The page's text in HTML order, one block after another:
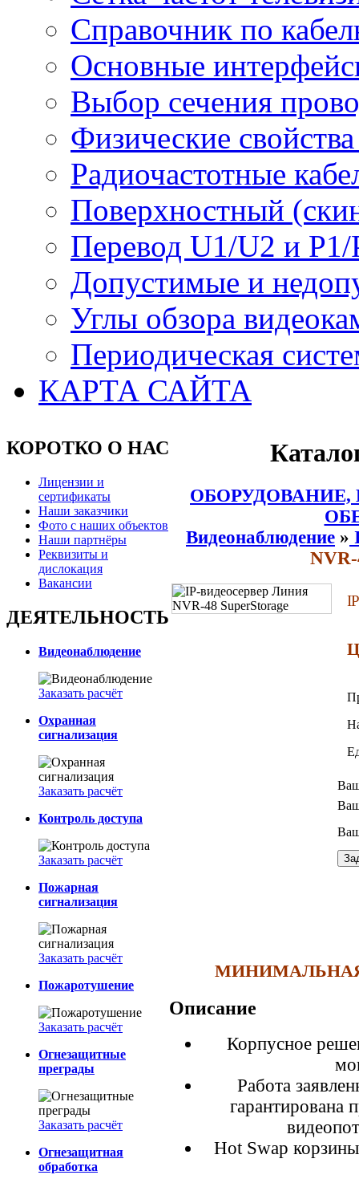
Справочник по
Основные
Выбор сечения
Физические
Радиочастотные
Поверхностный
Перевод U1/U2 и
Допустимые и
Углы обзора
Периодическая
КАРТА САЙТА
КОРОТКО О НАС
Лицензии и
сертификаты
Наши заказчики
Фото с наших объектов
Наши партнёры
Реквизиты и
дислокация
Вакансии
ДЕЯТЕЛЬНОСТЬ
Видеонаблюдение
Заказать расчёт
Охранная
сигнализация
Заказать расчёт
Контроль доступа
Заказать расчёт
Пожарная
сигнализация
Заказать расчёт
Пожаротушение
Заказать расчёт
Огнезащитные
преграды
Заказать расчёт
Огнезащитная
обработка
Видеонаблюдение »
NVR-
Описание
Корпусное
Работа
гарантирована
Hot Swap